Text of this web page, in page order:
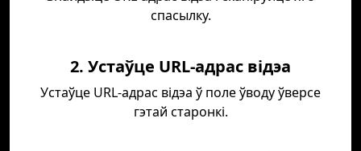
спасылку.
2. Устаўце URL-адрас відэа
Устаўце URL-адрас відэа ў поле ўводу ўверсе
гэтай старонкі.